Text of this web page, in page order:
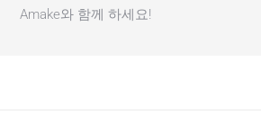
Amake와 함께 하세요!